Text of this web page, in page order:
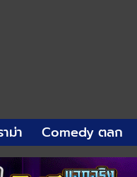
ม่า Comedy ตลก